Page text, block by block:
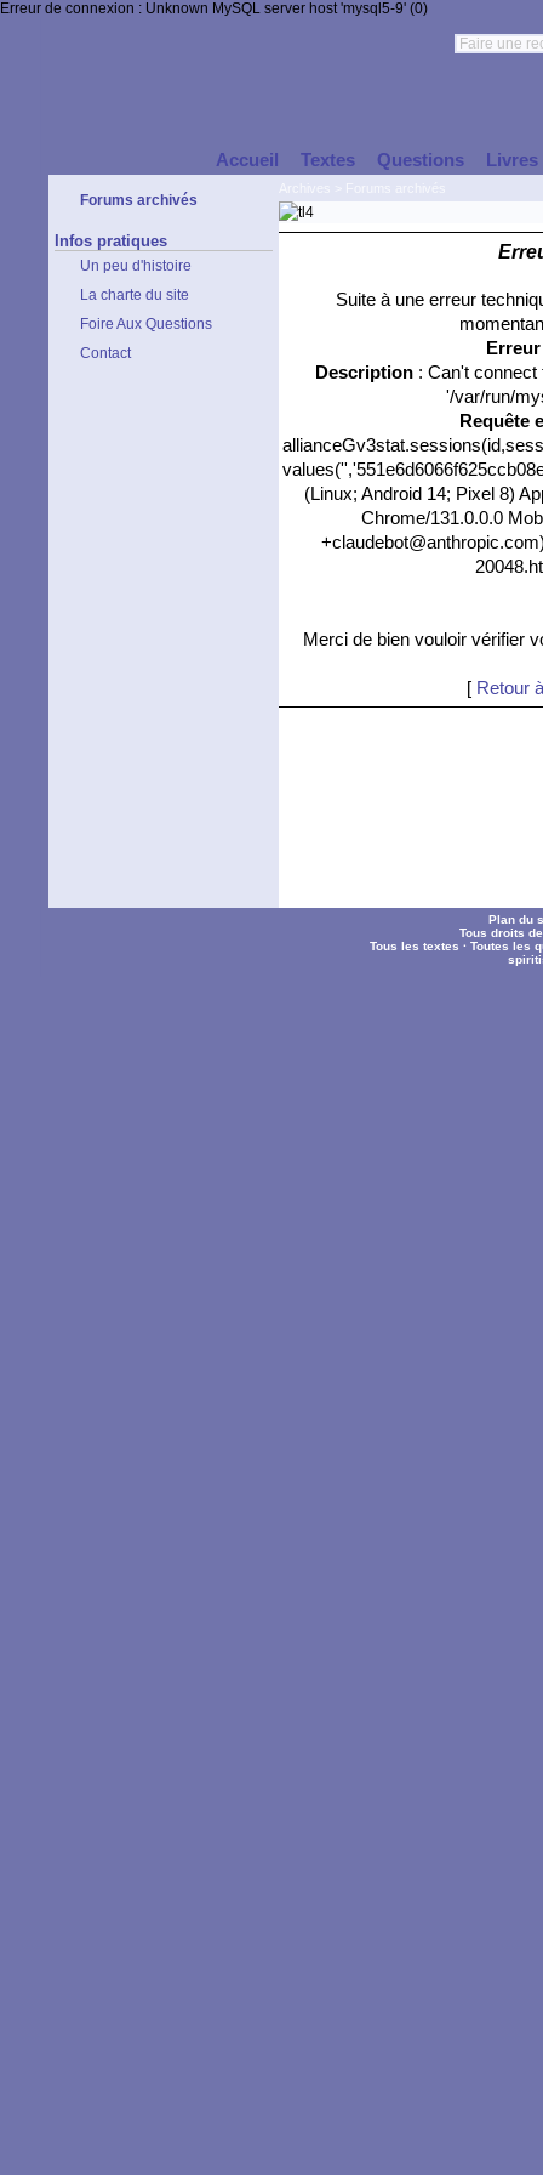
Erreur de connexion : Unknown MySQL server host 'mysql5-9' (0)
Accueil Textes Questions Livres
Forums archivés
Infos pratiques
Un peu d'histoire
La charte du site
Foire Aux Questions
Contact
Suite à une erreur
Description: Can't connect
'/var/run/
Requête
(Linux; Android 14; Pixel 8)
Chrome/131.0.0.0
Merci de bien vouloir vérifier
[ Retour
Plan du
Tous droits
Tous les textes ·Toutes les